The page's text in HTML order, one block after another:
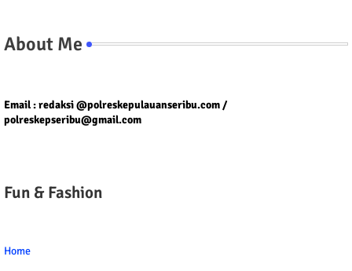
About Me
Email : redaksi @polreskepulauanseribu.com /
polreskepseribu@gmail.com
Fun & Fashion
Home